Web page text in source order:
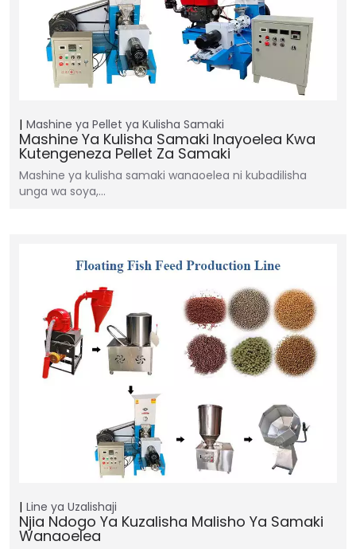
Mashine ya Pellet ya Kulisha Samaki
Mashine Ya Kulisha Samaki Inayoelea Kwa
Kutengeneza Pellet Za Samaki
Mashine ya kulisha samaki wanaoelea ni kubadilisha
unga wa soya,…
Line ya Uzalishaji
Njia Ndogo Ya Kuzalisha Malisho Ya Samaki
Wanaoelea